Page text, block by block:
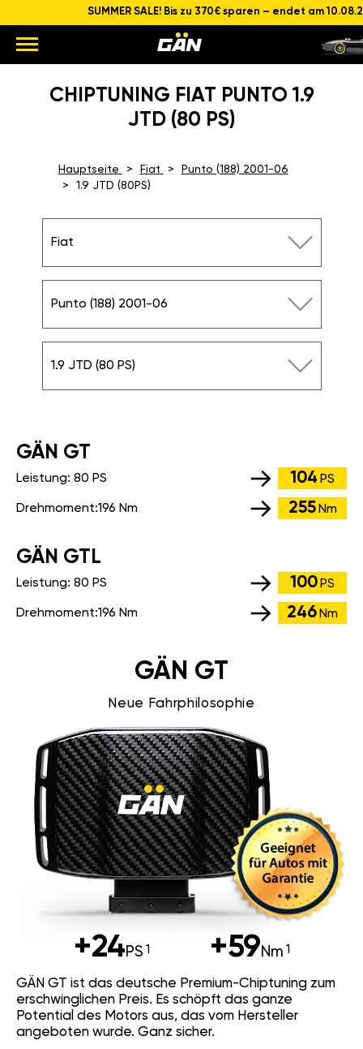
SUMMER SALE! Bis zu 370€ sparen – endet am
CHIPTUNING FIAT PUNTO 1.9
JTD (80 PS)
Hauptseite Fiat
Punto (188) 2001-06
1.9 JTD (80PS)
Fiat
Punto (188) 2001-06
1.9 JTD (80 PS)
GÄN GT
Leistung: 80 PS 104 PS
Drehmoment:196 Nm 255 Nm
GÄN GTL
Leistung: 80 PS 100 PS
Drehmoment:196 Nm 246 Nm
GÄN GT
Neue Fahrphilosophie
+24PS +59Nm
GÄN GT ist das deutsche Premium-Chiptuning zum
erschwinglichen Preis. Es schöpft das ganze
Potential des Motors aus, das vom Hersteller
angeboten wurde. Ganz sicher.